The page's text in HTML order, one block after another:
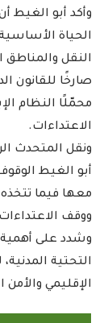
وأكد أبو الغيط
الحياة
النقل والمناطق
صارخًا للقانون
محمّلًا النظام
الاعتداءات.
ونقل المتحدث
أبو الغيط
معها فيما
ووقف
وشدد على أهمية
التحتية
الإقليمي والأمن